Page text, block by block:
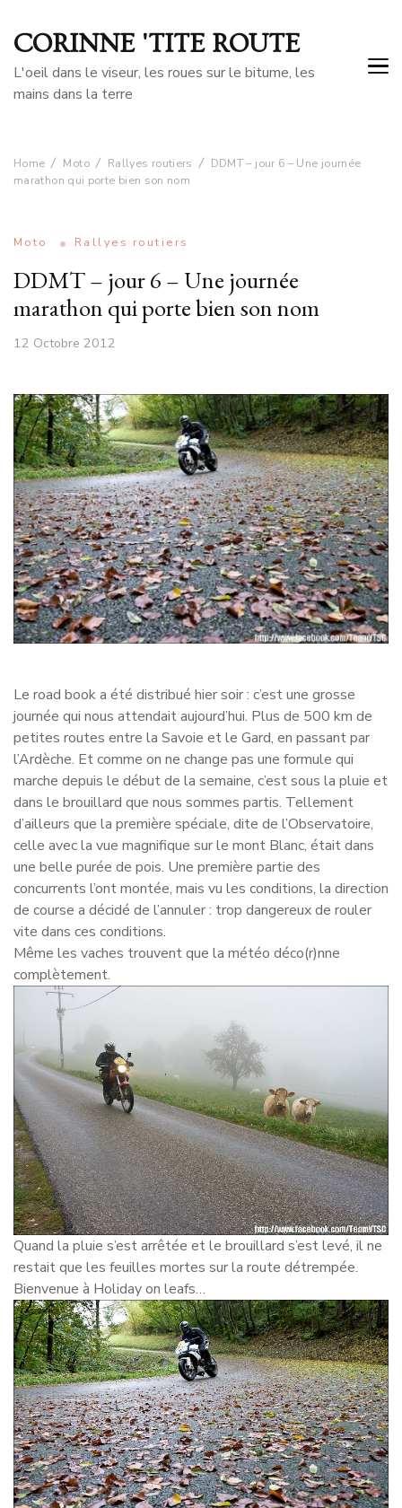
CORINNE 'TITE ROUTE
L'oeil dans le viseur, les roues sur le bitume, les
mains dans la terre
Home Moto Rallyes routiers
DDMT – jour 6 – Une journée
marathon qui porte bien son nom
Moto Rallyes routiers
DDMT – jour 6 – Une journée
marathon qui porte bien son nom
12 Octobre 2012
Le road book a été distribué hier soir : c’est une grosse
journée qui nous attendait aujourd’hui. Plus de 500 km de
petites routes entre la Savoie et le Gard, en passant par
l’Ardèche. Et comme on ne change pas une formule qui
marche depuis le début de la semaine, c’est sous la pluie et
dans le brouillard que nous sommes partis. Tellement
d’ailleurs que la première spéciale, dite de l’Observatoire,
celle avec la vue magnifique sur le mont Blanc, était dans
une belle purée de pois. Une première partie des
concurrents l’ont montée, mais vu les conditions, la direction
de course a décidé de l’annuler : trop dangereux de rouler
vite dans ces conditions.
Même les vaches trouvent que la météo déco(r)nne
complètement.
Quand la pluie s’est arrêtée et le brouillard s’est levé, il ne
restait que les feuilles mortes sur la route détrempée.
Bienvenue à Holiday on leafs…